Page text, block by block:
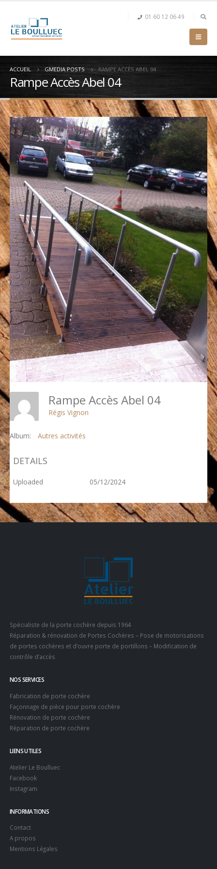
01 60 12 06 49
ACCUEIL GMEDIA POSTS RAMPE ACCÈS ABEL 04
Rampe Accès Abel 04
Rampe Accès Abel 04
Régis Vignon
Album: Autres activités
DETAILS
Uploaded 05/12/2024
Spécialiste de la porte cochère depuis 1964
Réparation & rénovation de Portes Cochères – Pose de motorisations
de portes cochères et d’ouvre porte de portillons – Modification de
contrôle d’accès
NOS SERVICES
Fabrication de porte cochère
Façonnage de pièce pour porte cochère
Rénovation de porte cochère
Réparation de porte cochère
LIENS UTILES
Atelier Le Boulluec
Facebook
Instagram
INFORMATIONS
Contact
A propos
Mentions Légales